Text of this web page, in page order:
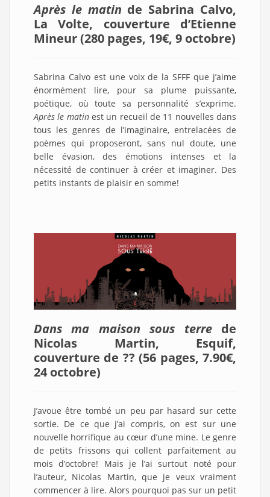
Après le matin de Sabrina Calvo,
La Volte, couverture d’Etienne
Mineur (280 pages, 19€, 9 octobre)
Sabrina Calvo est une voix de la SFFF que j’aime
énormément lire, pour sa plume puissante,
poétique, où toute sa personnalité s’exprime.
Après le matinest un recueil de 11 nouvelles dans
tous les genres de l’imaginaire, entrelacées de
poèmes qui proposeront, sans nul doute, une
belle évasion, des émotions intenses et la
nécessité de continuer à créer et imaginer. Des
petits instants de plaisir en somme!
Dans ma maison sous terrede
Nicolas Martin, Esquif,
couverture de ?? (56 pages, 7.90€,
24 octobre)
J’avoue être tombé un peu par hasard sur cette
sortie. De ce que j’ai compris, on est sur une
nouvelle horrifique au cœur d’une mine. Le genre
de petits frissons qui collent parfaitement au
mois d’octobre! Mais je l’ai surtout noté pour
l’auteur, Nicolas Martin, que je veux vraiment
commencer à lire. Alors pourquoi pas sur un petit